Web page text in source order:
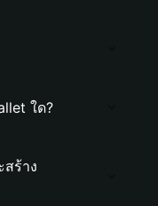
ใด?
ร้าง